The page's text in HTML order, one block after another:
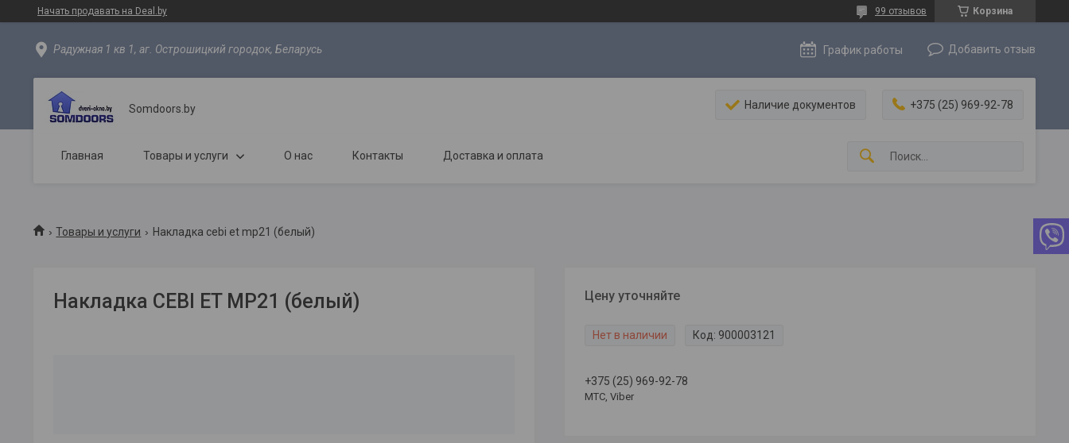
Начать продавать на Deal.by Корзина
99 отзывов
Радужная 1 кв 1, аг. Острошицкий городок, Беларусь График работы Добавить отзыв
Somdoors.by Наличие документов +375 (25) 969-92-78
Главная Товары и услуги О нас Контакты Доставка и оплата
Товары и услуги Накладка cebi et mp21 (белый)
Накладка CEBI ET MP21 (белый) Цену уточняйте
Нет в наличии Код: 900003121
+375 (25) 969-92-78
МТС, Viber